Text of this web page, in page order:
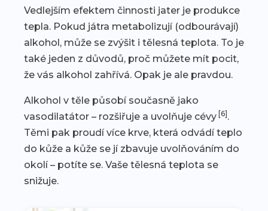
Vedlejším efektem činnosti jater je produkce
tepla. Pokud játra metabolizují (odbourávají)
alkohol, může se zvýšit i tělesná teplota. To je
také jeden z důvodů, proč můžete mít pocit,
že vás alkohol zahřívá. Opak je ale pravdou.
Alkohol v těle působí současně jako
vasodilatátor – rozšiřuje a uvolňuje cévy [6] .
Těmi pak proudí více krve, která odvádí teplo
do kůže a kůže se jí zbavuje uvolňováním do
okolí – potíte se. Vaše tělesná teplota se
snižuje.